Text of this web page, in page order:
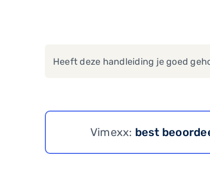
Heeft deze handleiding je goed
Vimexx: best